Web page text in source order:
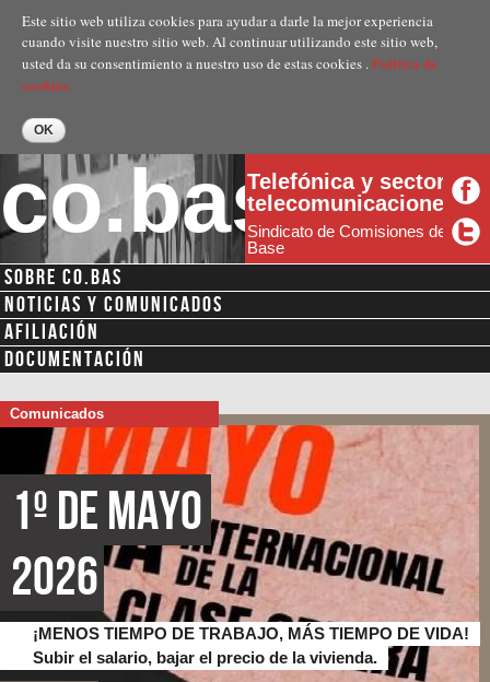
contenido
principal
Este sitio web utiliza cookies para ayudar a darle la mejor experiencia
cuando visite nuestro sitio web. Al continuar utilizando este sitio web,
usted da su consentimiento a nuestro uso de estas cookies .Politica de
cookies.
co.basTelefónica y sector
telecomunicaciones
Sindicato de Comisiones de
Base
SOBRE CO.BAS
NOTICIAS Y COMUNICADOS
AFILIACIÓN
DOCUMENTACIÓN
Comunicados
1º de Mayo
2026
¡MENOS TIEMPO DE TRABAJO, MÁS TIEMPO DE VIDA!
Subir el salario, bajar el precio de la vivienda.